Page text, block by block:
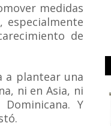
medidas
especialmente
de
a plantear una
ni en Asia, ni
Y